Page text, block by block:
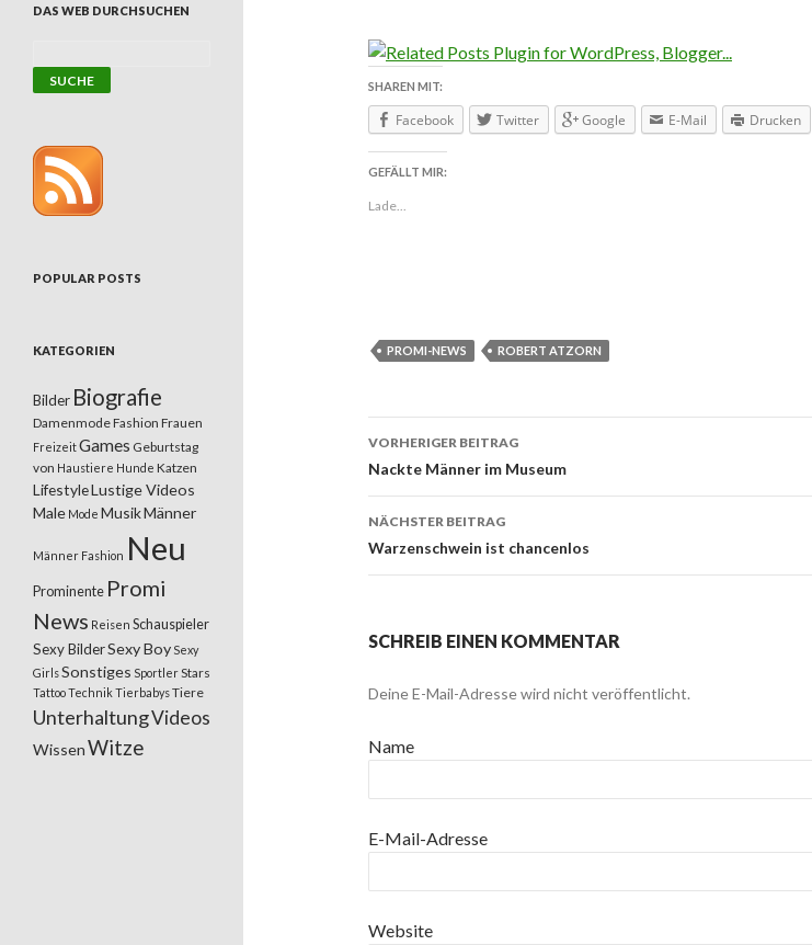
SHAREN MIT:
Facebook Twitter Google E-Mail Drucken
GEFÄLLT MIR:
Lade...
PROMI-NEWS ROBERT ATZORN
Beitragsnavigation
VORHERIGER BEITRAG
Nackte Männer im Museum
NÄCHSTER BEITRAG
Warzenschwein ist chancenlos
SCHREIB EINEN KOMMENTAR
Deine E-Mail-Adresse wird nicht veröffentlicht.
Name
E-Mail-Adresse
Website
DAS WEB DURCHSUCHEN
POPULAR POSTS
KATEGORIEN
Bilder Biografie
DamenmodeFashion Frauen
FreizeitGames Geburtstag
von Haustiere Hunde Katzen
LifestyleLustige Videos
Male Mode MusikMänner
Männer Fashion Neu
Prominente Promi
News Reisen Schauspieler
Sexy BilderSexy Boy Sexy
GirlsSonstiges SportlerStars
TattooTechnikTierbabysTiere
UnterhaltungVideos
WissenWitze